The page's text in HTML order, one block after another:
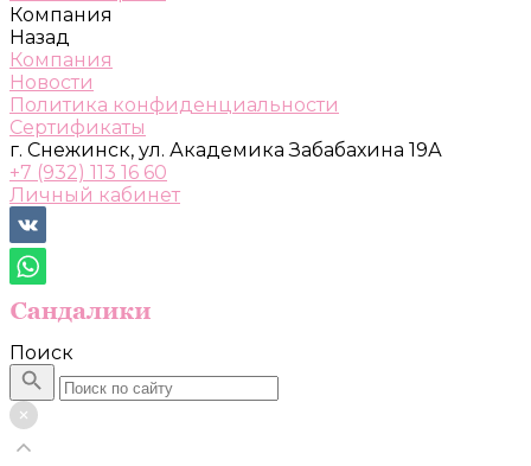
Компания
Назад
Компания
Новости
Политика конфиденциальности
Сертификаты
г. Снежинск, ул. Академика Забабахина 19А
+7 (932) 113 16 60
Личный кабинет
Поиск